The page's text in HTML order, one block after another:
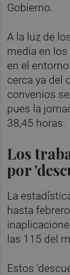
Gobierno.
A la luz de
media en
en el
cerca ya del
convenios
pues la
38,45 horas.
Los
por
La
hasta
las 115 del
Estos